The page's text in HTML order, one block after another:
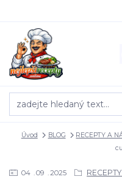
Úvod BLOG RECEPTY A
04 09 2025